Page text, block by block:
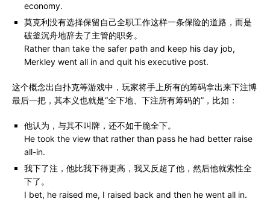
economy.
莫克利没有选择保留自己全职工作这样一条保险的道路，而是
破釜沉舟地辞去了主管的职务。
Rather than take the safer path and keep his day job,
Merkley went all in and quit his executive post.
这个概念出自扑克等游戏中，玩家将手上所有的筹码拿出来下注博
最后一把，其本义也就是“全下地、下注所有筹码的”，比如：
他认为，与其不叫牌，还不如干脆全下。
He took the view that rather than pass he had better raise
all-in.
我下了注，他比我下得更高，我又反超了他，然后他就索性全
下了。
I bet, he raised me, I raised back and then he went all in.